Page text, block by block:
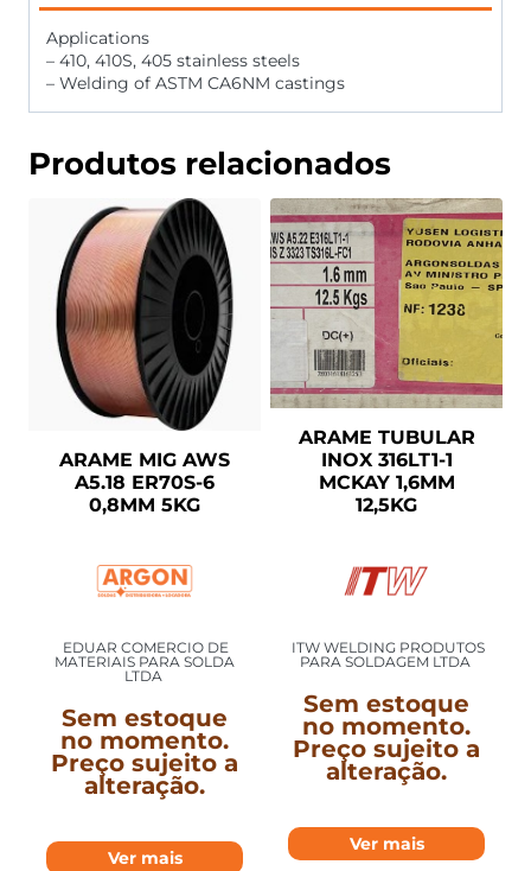
Applications
– 410, 410S, 405 stainless steels
– Welding of ASTM CA6NM castings
Produtos relacionados
ARAME MIG AWS
A5.18 ER70S-6
0,8MM 5KG
EDUAR COMERCIO DE
MATERIAIS PARA SOLDA
LTDA
Sem estoque
no momento.
Preço sujeito a
alteração.
Ver mais
ARAME TUBULAR
INOX 316LT1-1
MCKAY 1,6MM
12,5KG
ITW WELDING PRODUTOS
PARA SOLDAGEM LTDA
Sem estoque
no momento.
Preço sujeito a
alteração.
Ver mais